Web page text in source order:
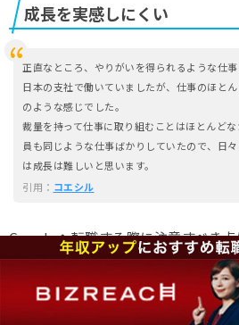
成長を実感しにくい
正直なところ、やりがいを得られるような仕
日本の支社で働いていましたが、仕事のほと
のような感じでした。
裁量を持って仕事に取り組むことはほとんど
員も同じような仕事ばかりしていたので、日
は成長は難しいと思います。
引用： コエシル
Googleへ転職する際に注意すべき
ことです。
Googleは、世界トップレベルのブ